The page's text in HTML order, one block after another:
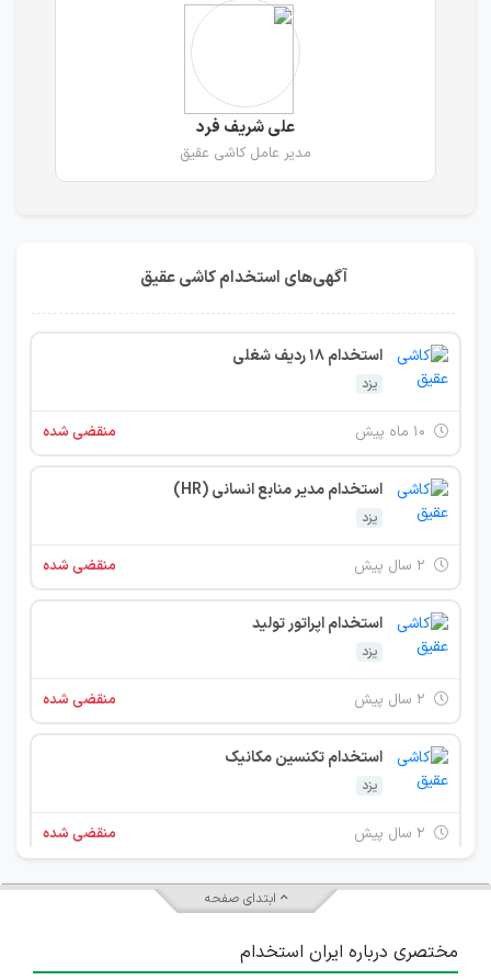
علی شریف فرد
مدیر عامل کاشی عقیق
آگهی‌های استخدام کاشی عقیق
استخدام 18 ردیف شغلی
یزد
منقضی شده
استخدام مدیر منابع انسانی (HR)
یزد
منقضی شده
استخدام اپراتور تولید
یزد
منقضی شده
استخدام تکنسین مکانیک
یزد
منقضی شده
استخدام برقکار صنعتی
۲ سال پیش منقضی شده
ابتدای صفحه
مختصری درباره ایران استخدام